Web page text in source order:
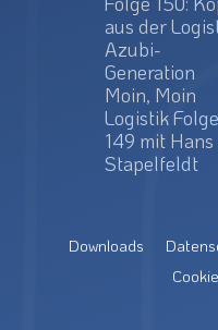
aus der
Azubi-
Generation
Moin, Moin
Logistik Folge
149 mit Hans
Stapelfeldt
Downloads